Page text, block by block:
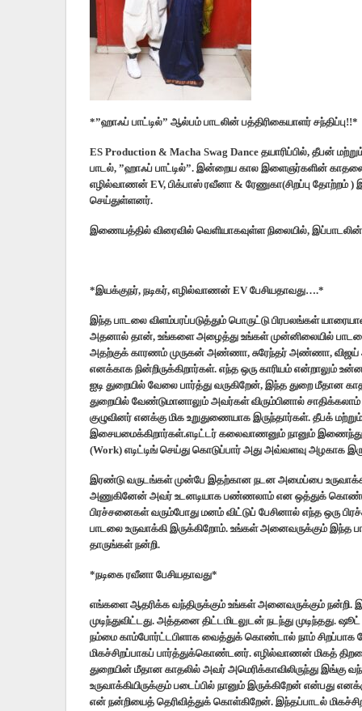
*”ஹாஃப் பாட்டில்” ஆல்பம் பாடலின் பத்திரிகையாளர் சந்திப்பு!!*
ES Production & Macha Swag Dance தயாரிப்பில், தீபன்
பாடல், ”ஹாஃப் பாட்டில்”. இன்றைய கால இளைஞர்களின்
எழில்வாணன் EV, பிக்பாஸ் ரவீனா & ரேணுகா(சிறப்பு
செய்துள்ளனர்.
இணையத்தில் விரைவில் வெளியாகவுள்ள நிலையில்,
*இயக்குநர், நடிகர், எழில்வாணன் EV பேசியதாவது….*
இந்த பாடலை விளம்பரப்படுத்தும் பொருட்டு பிரபலங்கள்
அதனால் தான், உங்களை அழைத்து உங்கள் முன்னிலையில் பாடலை
அதற்குக் காரணம் முருகன் அண்ணா, சுரேந்தர் அண்ணா,
எனக்காக நின்றிருக்கிறார்கள். எந்த ஒரு காரியம் என்றாலும்
ஐடி துறையில் வேலை பார்த்து வருகிறேன், இந்த துறை
துறையில் வேண்டுமானாலும் அவர்கள் விரும்பினால்
குழுவினர் எனக்கு மிக உறுதுணையாக இருந்தார்கள். தீபக்
இசையமைக்கிறார்கள்.எடிட்டர் கலைவாணனும் நானும்
(Work) எடிட்டிங் செய்து கொடுப்பார் அது அவ்வளவு அழகாக
இரண்டு வருடங்கள் முன்பே இதற்கான நடன அமைப்பை
அணுகினேன் அவர் உடனடியாக பண்ணலாம் என ஒத்துக் கொண்டு
பிரச்சனைகள் வரும்போது மனம் விட்டுப் பேசினால் எந்த ஒரு
பாடலை உருவாக்கி இருக்கிறோம். உங்கள் அனைவருக்கும் இந்த
தாருங்கள் நன்றி.
*நடிகை ரவீனா பேசியதாவது*
எங்களை ஆதரிக்க வந்திருக்கும் உங்கள் அனைவருக்கும் நன்றி.
முடிந்துவிட்டது. அத்தனை திட்டமிடலுடன் நடந்து முடிந்தது.
நம்மை காம்போர்ட்டபிளாக வைத்துக் கொண்டால் நாம்
மிகச்சிறப்பாகப் பார்த்துக்கொண்டனர். எழில்வாணன் மிகத்
துறையின் மீதான காதலில் அவர் அமெரிக்காவிலிருந்து இங்கு
உருவாக்கியிருக்கும் படைப்பில் நானும் இருக்கிறேன் என்பது
என் நன்றியைத் தெரிவித்துக் கொள்கிறேன். இந்தப்பாடல்